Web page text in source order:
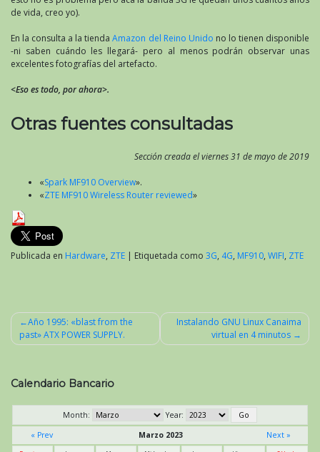
de vida, creo yo).
En la consulta a la tiendaAmazon del Reino Unido no lo tienen disponible
-ni saben cuándo les llegará- pero al menos podrán observar unas
excelentes fotografías del artefacto.
<Eso es todo, por ahora>.
Otras fuentes consultadas
Sección creada el viernes 31 de mayo de 2019
«Spark MF910 Overview».
«ZTE MF910 Wireless Router reviewed»
Publicada en Hardware, ZTE | Etiquetada como 3G, 4G, MF910, WIFI, ZTE
Navegación
entradas
Año 1995: «blast from the
past» ATX POWER SUPPLY.
Instalando GNU Linux Canaima
virtual en 4 minutos
Calendario Bancario
Month:
Year:
« Prev
Marzo 2023 Next »